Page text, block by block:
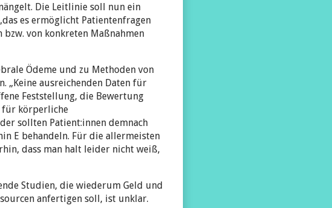
Die Leitlinie soll nun ein
es ermöglicht Patientenfragen
von konkreten Maßnahmen
Ödeme und zu Methoden von
ausreichenden Daten für
Feststellung, die Bewertung
für körperliche
sollten Patient:innen demnach
E behandeln. Für die allermeisten
dass man halt leider nicht weiß,
Studien, die wiederum Geld und
anfertigen soll, ist unklar.